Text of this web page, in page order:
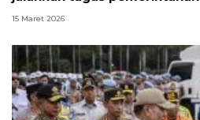
15 Maret 2026